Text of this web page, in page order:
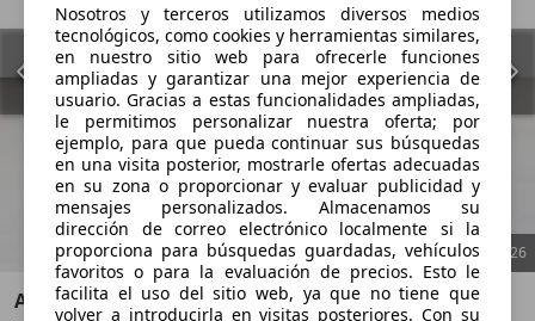
26
Aston Martin
Nosotros y terceros utilizamos diversos medios
tecnológicos, como cookies y herramientas similares,
en nuestro sitio web para ofrecerle funciones
ampliadas y garantizar una mejor experiencia de
usuario. Gracias a estas funcionalidades ampliadas,
le permitimos personalizar nuestra oferta; por
ejemplo, para que pueda continuar sus búsquedas
en una visita posterior, mostrarle ofertas adecuadas
en su zona o proporcionar y evaluar publicidad y
mensajes personalizados. Almacenamos su
dirección de correo electrónico localmente si la
proporciona para búsquedas guardadas, vehículos
favoritos o para la evaluación de precios. Esto le
facilita el uso del sitio web, ya que no tiene que
volver a introducirla en visitas posteriores. Con su